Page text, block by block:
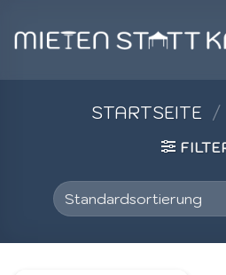
Inhalt
springen
STARTSEITE /